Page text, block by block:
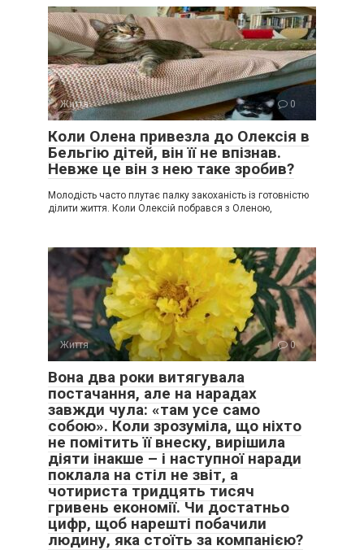
Життя 0
Коли Олена привезла до Олексія в
Бельгію дітей, він її не впізнав.
Невже це він з нею таке зробив?
Молодість часто плутає палку закоханість із готовністю
ділити життя. Коли Олексій побрався з Оленою,
Життя 0
Вона два роки витягувала
постачання, але на нарадах
завжди чула: «там усе само
собою». Коли зрозуміла, що ніхто
не помітить її внеску, вирішила
діяти інакше – і наступної наради
поклала на стіл не звіт, а
чотириста тридцять тисяч
гривень економії. Чи достатньо
цифр, щоб нарешті побачили
людину, яка стоїть за компанією?